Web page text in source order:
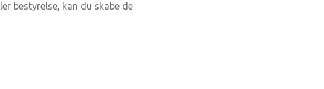
bestyrelse, kan du skabe de